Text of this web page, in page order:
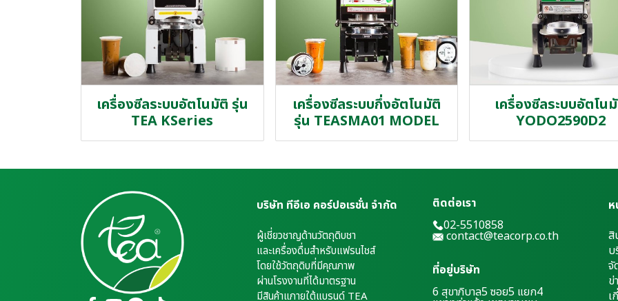
เครื่องซีลระบบอัตโนมัติ รุ่น
TEA KSeries
เครื่องซีลระบบกึ่งอัตโนมัติ
รุ่น TEASMA01 MODEL
เครื่องซีลระบบอัตโน
YODO2590D2
บริษัท ทีอีเอ คอร์ปอเรชั่น จำกัด
ผู้เชี่ยวชาญด้านวัตถุดิบชา
และเครื่องดื่มสำหรับแฟรนไชส์
โดยใช้วัตถุดิบที่มีคุณภาพ
ผ่านโรงงานที่ได้มาตรฐาน
มีสินค้าแภายใต้แบรนด์ TEA
ติดต่อเรา
02-5510858
contact@teacorp.co.th
ที่อยู่บริษัท
6 สุขาภิบาล5 ซอย5 แยก4
สิ
บ
จั
ข่
เ